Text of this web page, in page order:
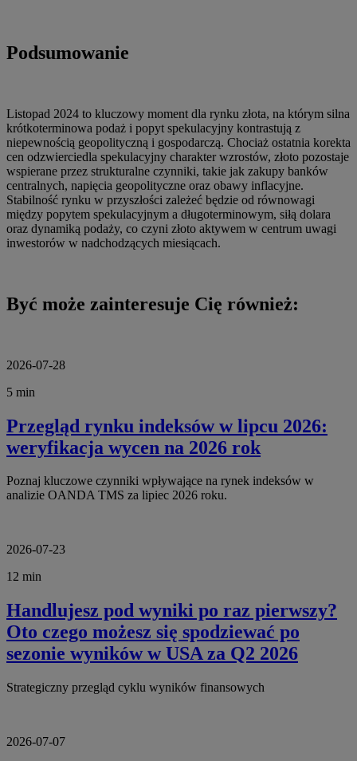
Podsumowanie
Listopad 2024 to kluczowy moment dla rynku złota, na którym silna
krótkoterminowa podaż i popyt spekulacyjny kontrastują z
niepewnością geopolityczną i gospodarczą. Chociaż ostatnia korekta
cen odzwierciedla spekulacyjny charakter wzrostów, złoto pozostaje
wspierane przez strukturalne czynniki, takie jak zakupy banków
centralnych, napięcia geopolityczne oraz obawy inflacyjne.
Stabilność rynku w przyszłości zależeć będzie od równowagi
między popytem spekulacyjnym a długoterminowym, siłą dolara
oraz dynamiką podaży, co czyni złoto aktywem w centrum uwagi
inwestorów w nadchodzących miesiącach.
Być może zainteresuje Cię również:
2026-07-28
5 min
Przegląd rynku indeksów w lipcu 2026:
weryfikacja wycen na 2026 rok
Poznaj kluczowe czynniki wpływające na rynek indeksów w
analizie OANDA TMS za lipiec 2026 roku.
2026-07-23
12 min
Handlujesz pod wyniki po raz pierwszy?
Oto czego możesz się spodziewać po
sezonie wyników w USA za Q2 2026
Strategiczny przegląd cyklu wyników finansowych
2026-07-07